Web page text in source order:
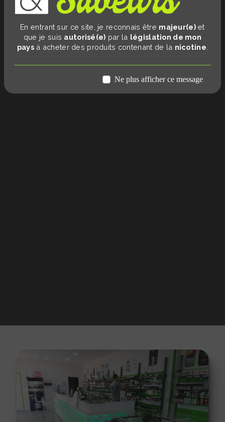
En entrant sur ce site, je reconnais être majeur(e)et
que je suis autorisé(e) par la législation de mon
pays à acheter des produits contenant de la nicotine
Ne plus afficher ce message